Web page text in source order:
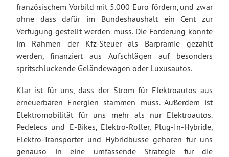
französischem Vorbild mit 5.000 Euro fördern, und zwar
ohne dass dafür im Bundeshaushalt ein Cent zur
Verfügung gestellt werden muss. Die Förderung könnte
im Rahmen der Kfz-Steuer als Barprämie gezahlt
werden, finanziert aus Aufschlägen auf besonders
spritschluckende Geländewagen oder Luxusautos.
Klar ist für uns, dass der Strom für Elektroautos aus
erneuerbaren Energien stammen muss. Außerdem ist
Elektromobilität für uns mehr als nur Elektroautos.
Pedelecs und E-Bikes, Elektro-Roller, Plug-In-Hybride,
Elektro-Transporter und Hybridbusse gehören für uns
genauso in eine umfassende Strategie für die